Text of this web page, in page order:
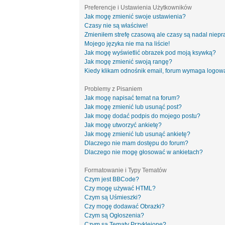
Preferencje i Ustawienia Użytkowników
Jak mogę zmienić swoje ustawienia?
Czasy nie są właściwe!
Zmieniłem strefę czasową ale czasy są nadal
Mojego języka nie ma na liście!
Jak mogę wyświetlić obrazek pod moją ksywką?
Jak mogę zmienić swoją rangę?
Kiedy klikam odnośnik email, forum wymaga
Problemy z Pisaniem
Jak mogę napisać temat na forum?
Jak mogę zmienić lub usunąć post?
Jak mogę dodać podpis do mojego postu?
Jak mogę utworzyć ankietę?
Jak mogę zmienić lub usunąć ankietę?
Dlaczego nie mam dostępu do forum?
Dlaczego nie mogę głosować w ankietach?
Formatowanie i Typy Tematów
Czym jest BBCode?
Czy mogę używać HTML?
Czym są Uśmieszki?
Czy mogę dodawać Obrazki?
Czym są Ogłoszenia?